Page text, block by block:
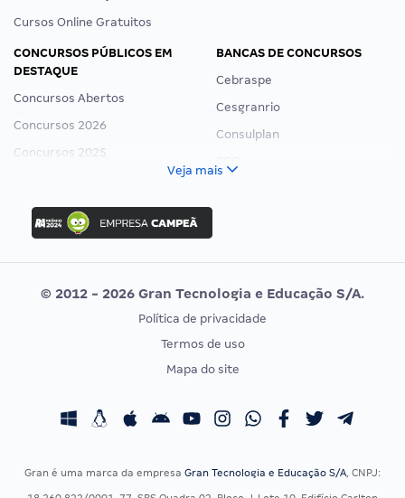
Cursos Online Gratuitos
CONCURSOS PÚBLICOS EM
DESTAQUE
Concursos Abertos
Concursos 2026
Concursos 2025
Concurso Nacional Unificado
Concurso Ibama
Concurso MPU
Editais publicados
BANCAS DE CONCURSOS
Cebraspe
Cesgranrio
Consulplan
Vunesp
CONCURSOS POR PROFISSÃO
Concursos Fiscais
EXAME DE ORDEM
Calendário OAB
Veja mais
© 2012 - 2026 Gran Tecnologia e Educação S/A.
Política de privacidade
Termos de uso
Mapa do site
Gran é uma marca da empresa Gran Tecnologia e Educação S/A, CNPJ: